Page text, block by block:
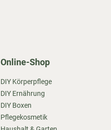
Online-Shop
DIY Körperpflege
DIY Ernährung
DIY Boxen
Pflegekosmetik